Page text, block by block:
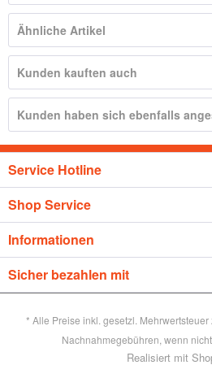
Ähnliche Artikel
Kunden kauften auch
Kunden haben sich ebenfalls
Service Hotline
Shop Service
Informationen
Sicher bezahlen mit
* Alle Preise inkl. gesetzl. Mehrwertsteuer
Nachnahmegebühren, wenn
Realisiert mit